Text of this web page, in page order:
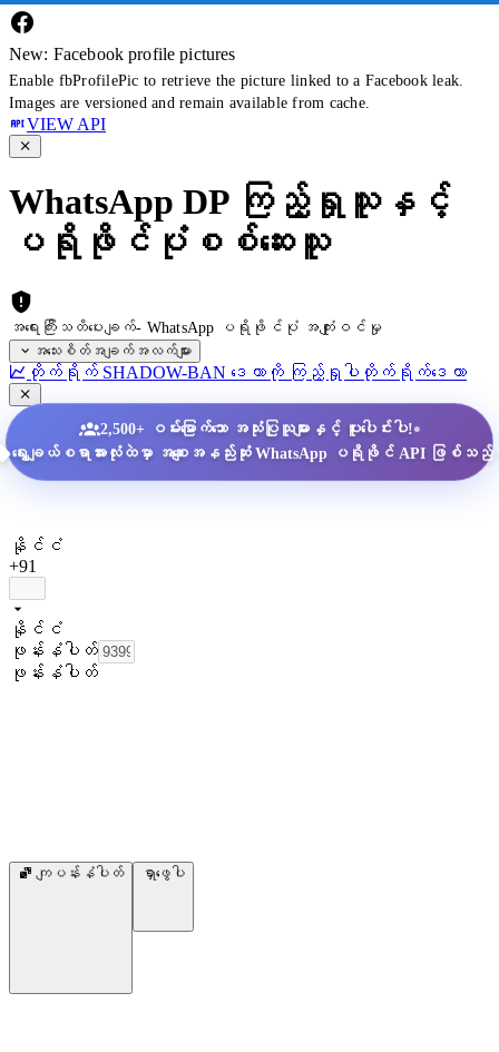
New: Facebook profile pictures
Enable fbProfilePic to retrieve the picture linked to a Facebook leak.
Images are versioned and remain available from cache.
VIEW API
WhatsApp DP ကြည့်ရှုသူနှင့်
ပရိုဖိုင်ပုံစစ်ဆေးသူ
အရေးကြီးသတိပေးချက်- WhatsApp ပရိုဖိုင်ပုံ အကျုံးဝင်မှု
အသေးစိတ်အချက်အလက်များ
တိုက်ရိုက် SHADOW-BAN ဒေတာကို ကြည့်ရှုပါ တိုက်ရိုက်ဒေတာ
2,500+ ဝမ်းမြောက်သော အသုံးပြုသူများနှင့် ပူးပေါင်းပါ!•
ရွေးချယ်စရာအားလုံးထဲမှာ အစျေးအနည်းဆုံး WhatsApp ပရိုဖိုင် API ဖြစ်သ
နိုင်ငံ
+91
နိုင်ငံ
ဖုန်းနံပါတ်
ဖုန်းနံပါတ်
ကျပန်းနံပါတ် ရှာဖွေပါ